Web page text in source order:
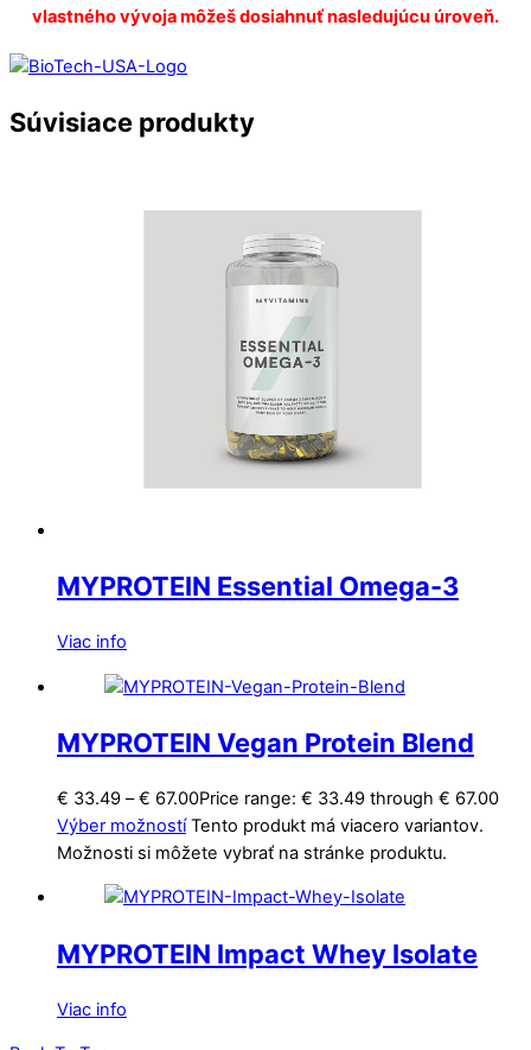
vlastného vývoja môžeš dosiahnuť nasledujúcu úroveň.
Súvisiace produkty
MYPROTEIN Essential Omega-3
Viac info
MYPROTEIN Vegan Protein Blend
€ 33.49 – € 67.00Price range: € 33.49 through € 67.00
Výber možností Tento produkt má viacero variantov.
Možnosti si môžete vybrať na stránke produktu.
MYPROTEIN Impact Whey Isolate
Viac info